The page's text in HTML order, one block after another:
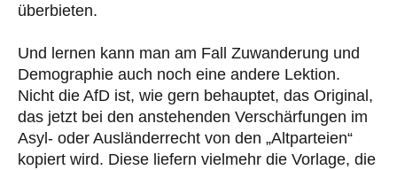
überbieten.
Und lernen kann man am Fall Zuwanderung und
Demographie auch noch eine andere Lektion.
Nicht die AfD ist, wie gern behauptet, das Original,
das jetzt bei den anstehenden Verschärfungen im
Asyl- oder Ausländerrecht von den „Altparteien“
kopiert wird. Diese liefern vielmehr die Vorlage, die